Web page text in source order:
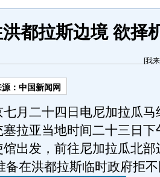
都拉斯边境 欲择
[我
： 中国新闻网
二十四日电尼加拉瓜马
拉亚当地时间二十三日下
出发，前往尼加拉瓜北部
备在洪都拉斯临时政府拒